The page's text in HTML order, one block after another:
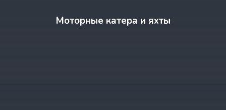
Моторные катера и яхты